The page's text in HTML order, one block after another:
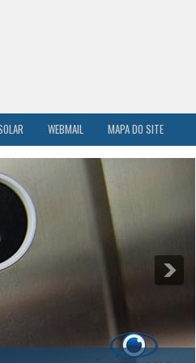
WEBMAIL MAPA DO SITE